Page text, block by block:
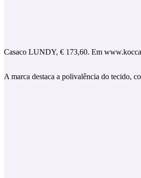
Casaco LUNDY, € 173,60. Em
A marca destaca a polivalência do tecido,